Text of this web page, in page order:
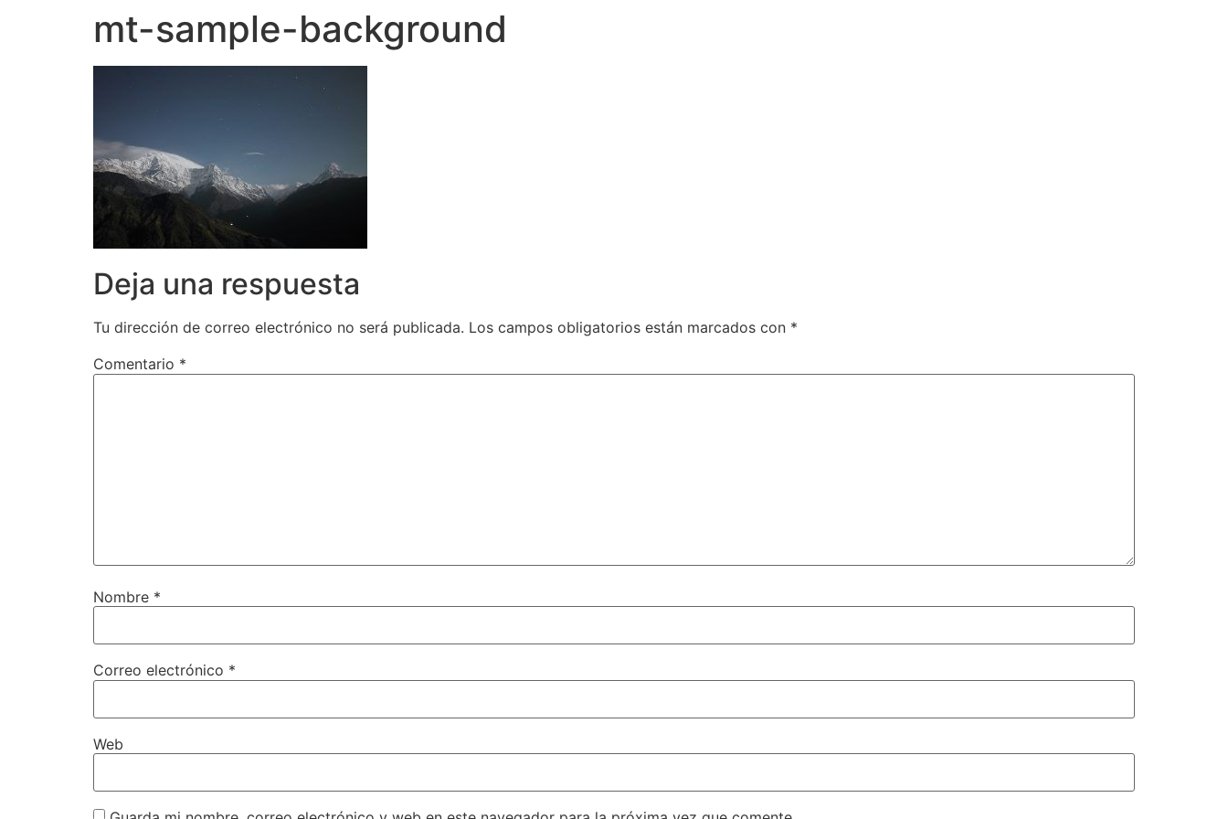
mt-sample-background
Deja una respuesta
Tu dirección de correo electrónico no será publicada. Los campos obligatorios están marcados con *
Comentario *
Nombre *
Correo electrónico *
Web